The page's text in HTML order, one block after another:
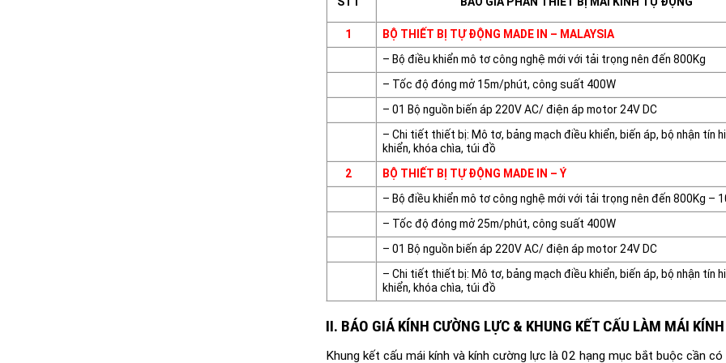
1
BỘ THIẾT BỊ TỰ ĐỘNG MADE IN – MALAYSIA
– Bộ điều khiển mô tơ công nghệ mới với tải trọng nên đến 800Kg
– Tốc độ đóng mở 15m/phút, công suất 400W
– 01 Bộ nguồn biến áp 220V AC/ điện áp motor 24V DC
– Chi tiết thiết bị: Mô tơ, bảng mạch điều khiển, biến áp, bộ nhận tín
khiển, khóa chìa, túi đồ
2
BỘ THIẾT BỊ TỰ ĐỘNG MADE IN – Ý
– Bộ điều khiển mô tơ công nghệ mới với tải trọng nên đến 800Kg –
– Tốc độ đóng mở 25m/phút, công suất 400W
– 01 Bộ nguồn biến áp 220V AC/ điện áp motor 24V DC
– Chi tiết thiết bị: Mô tơ, bảng mạch điều khiển, biến áp, bộ nhận tín
khiển, khóa chìa, túi đồ
II. BÁO GIÁ KÍNH CƯỜNG LỰC & KHUNG KẾT CẤU LÀM MÁI
Khung kết cấu mái kính và kính cường lực là 02 hạng mục bắt buộc cần